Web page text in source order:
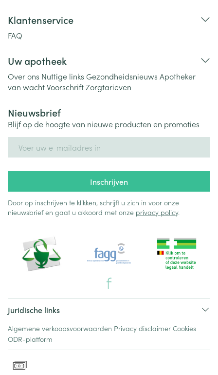
Klantenservice
FAQ
Uw apotheek
Over ons Nuttige links Gezondheidsnieuws Apotheker
van wachtVoorschriftZorgtarieven
Nieuwsbrief
Blijf op de hoogte van nieuwe producten en promoties
Inschrijven
Door op inschrijven te klikken, schrijft u zich in voor onze
nieuwsbrief en gaat u akkoord met onze privacy policy.
Juridische links
Algemene verkoopsvoorwaarden Privacy disclaimer Cookies
ODR-platform